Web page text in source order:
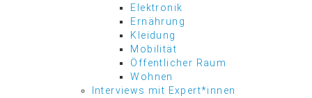
Elektronik
Ernährung
Kleidung
Mobilität
Öffentlicher Raum
Wohnen
Interviews mit Expert*innen